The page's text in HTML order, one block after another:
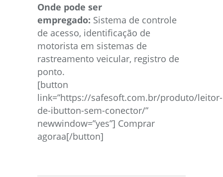
Onde pode ser
empregado: Sistema de controle
de acesso, identificação de
motorista em sistemas de
rastreamento veicular, registro de
ponto.
[button
link=”https://safesoft.com.br/produto/leitor-
de-ibutton-sem-conector/”
newwindow=”yes”] Comprar
agoraa[/button]